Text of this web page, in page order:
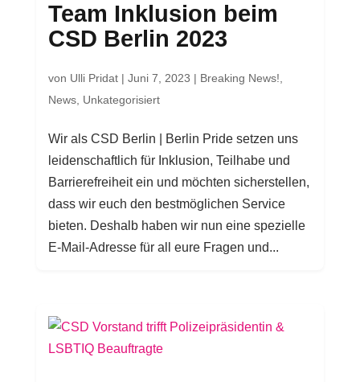
Team Inklusion beim
CSD Berlin 2023
von Ulli Pridat| Juni 7, 2023 | Breaking News!
News, Unkategorisiert
Wir als CSD Berlin | Berlin Pride setzen uns
leidenschaftlich für Inklusion, Teilhabe und
Barrierefreiheit ein und möchten sicherstellen,
dass wir euch den bestmöglichen Service
bieten. Deshalb haben wir nun eine spezielle
E-Mail-Adresse für all eure Fragen und...